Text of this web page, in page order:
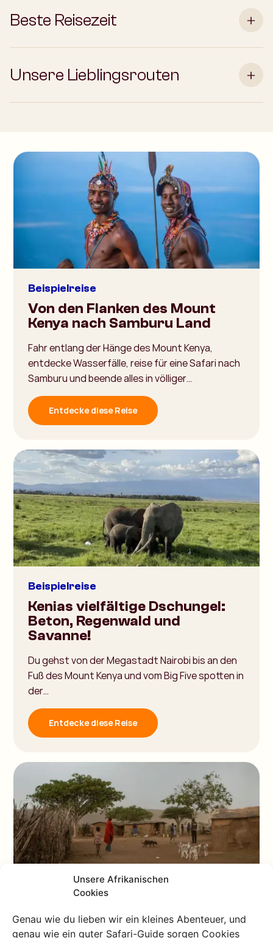
Unsere Afrikanischen
Cookies
Genau wie du lieben wir ein kleines Abenteuer, und
genau wie ein guter Safari-Guide sorgen Cookies
Beste Reisezeit
Unsere Lieblingsrouten
Beispielreise
Von den Flanken des Mount
Kenya nach Samburu Land
Fahr entlang der Hänge des Mount Kenya,
entdecke Wasserfälle, reise für eine Safari nach
Samburu und beende alles in völliger…
Entdecke diese Reise
Beispielreise
Kenias vielfältige Dschungel:
Beton, Regenwald und
Savanne!
Du gehst von der Megastadt Nairobi bis an den
Fuß des Mount Kenya und vom Big Five spotten in
der…
Entdecke diese Reise
Beispielreise
Kenia von der Savanne zur
Swahili Küste